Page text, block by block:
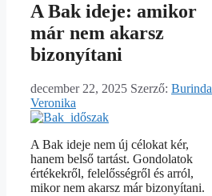
A Bak ideje: amikor
már nem akarsz
bizonyítani
december 22, 2025 Szerző: Burinda
Veronika
A Bak ideje nem új célokat kér,
hanem belső tartást. Gondolatok
értékekről, felelősségről és arról,
mikor nem akarsz már bizonyítani.